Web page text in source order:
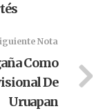
Nota
Como
De
Uruapan